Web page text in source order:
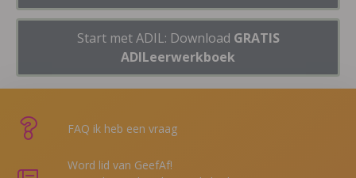
Start met ADIL: Download GRATIS
ADILeerwerkboek
FAQ ik heb een vraag
Word lid van GeefAf!